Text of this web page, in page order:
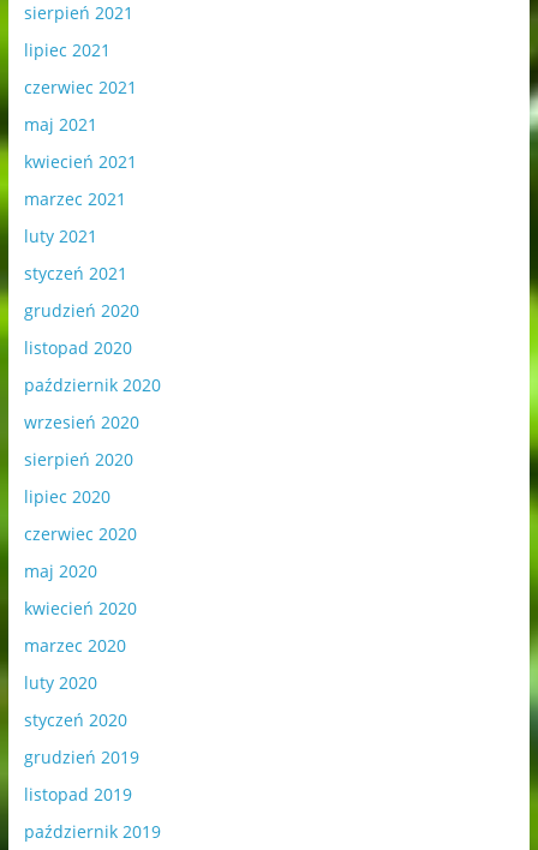
sierpień 2021
lipiec 2021
czerwiec 2021
maj 2021
kwiecień 2021
marzec 2021
luty 2021
styczeń 2021
grudzień 2020
listopad 2020
październik 2020
wrzesień 2020
sierpień 2020
lipiec 2020
czerwiec 2020
maj 2020
kwiecień 2020
marzec 2020
luty 2020
styczeń 2020
grudzień 2019
listopad 2019
październik 2019